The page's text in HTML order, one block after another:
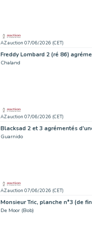
AZ auction 07/06/2026 (CET)
Freddy Lombard 2 (ré 86)
Chaland
AZ auction 07/06/2026 (CET)
Guarnido
AZ auction 07/06/2026 (CET)
Monsieur Tric, planche n°3 (de
De Moor (Bob)